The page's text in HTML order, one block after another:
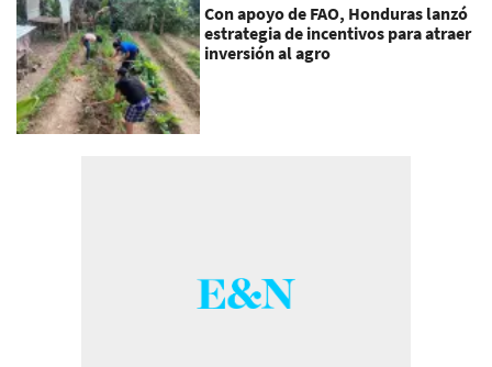
Con apoyo de FAO, Honduras lanzó
estrategia de incentivos para atraer
inversión al agro